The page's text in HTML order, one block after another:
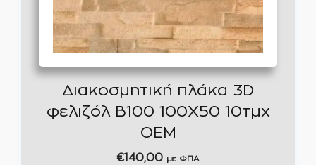
Διακοσμητική πλάκα 3D
φελιζόλ B100 100Χ50 10τμχ
OEM
€140,00 με ΦΠΑ